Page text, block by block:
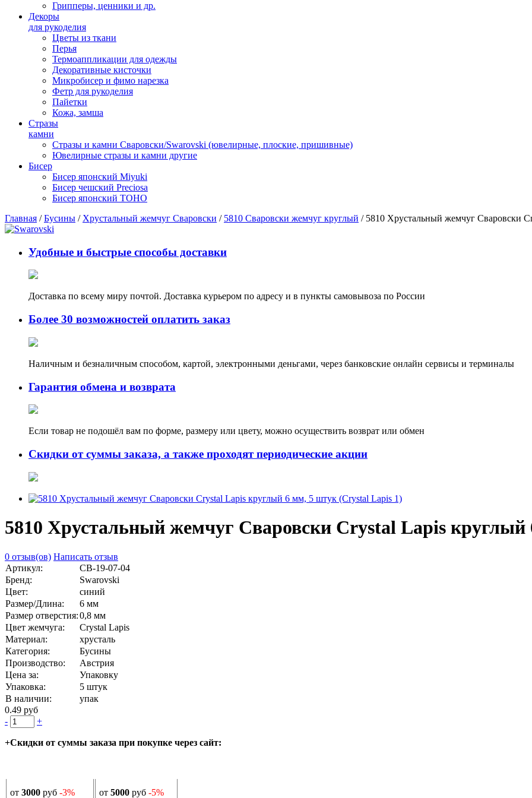
Грипперы, ценники и др.
Декоры
для рукоделия
Цветы из ткани
Перья
Термоаппликации для одежды
Декоративные кисточки
Микробисер и фимо нарезка
Фетр для рукоделия
Пайетки
Кожа, замша
Стразы
камни
Стразы и камни Сваровски/Swarovski (ювелирные, плоские, пришивные)
Ювелирные стразы и камни другие
Бисер
Бисер японский Miyuki
Бисер чешский Preciosa
Бисер японский TOHO
Главная /Бусины / Хрустальный жемчуг Сваровски / 5810 Сваровски жемчуг круглый / 5810 Хрустальный жемчуг Сваровски
Удобные и быстрые способы доставки
Доставка по всему миру почтой. Доставка курьером по адресу и в пункты самовывоза по России
Более 30 возможностей оплатить заказ
Наличным и безналичным способом, картой, электронными деньгами, через банковские онлайн сервисы и терминалы
Гарантия обмена и возврата
Если товар не подошёл вам по форме, размеру или цвету, можно осуществить возврат или обмен
Скидки от суммы заказа, а также проходят периодические акции
5810 Хрустальный жемчуг Сваровски Crystal Lapis
0 отзыв(ов) Написать отзыв
Артикул:
СВ-19-07-04
Бренд:
Swarovski
Цвет:
синий
Размер/Длина:
6 мм
Размер отверстия:0,8 мм
Цвет жемчуга:
Crystal Lapis
Материал:
хрусталь
Категория:
Бусины
Производство:
Австрия
Цена за:
Упаковку
Упаковка:
5 штук
В наличии:
упак
0.49 руб
-
+
+Скидки от суммы заказа при покупке через сайт:
от 3000 руб -3% от 5000 руб -5%